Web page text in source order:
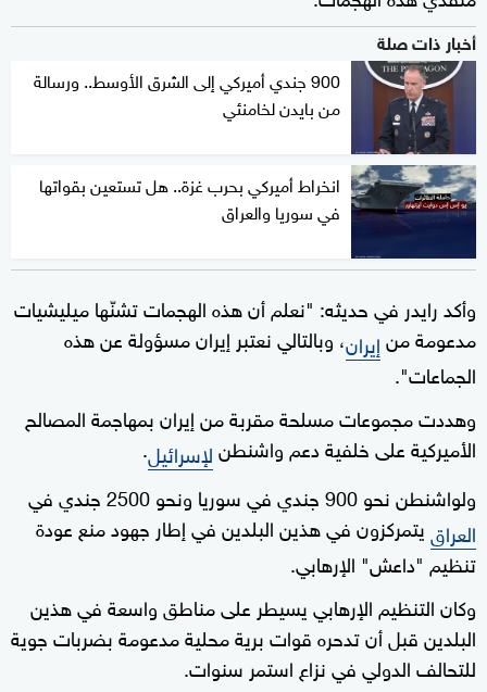
أخبار ذات صلة
900 جندي أميركي إلى الشرق الأوسط.. ورسالة
من بايدن لخامنئي
انخراط أميركي بحرب غزة.. هل تستعين بقواتها
في سوريا والعراق
وأكد رايدر في حديثه: "نعلم أن هذه الهجمات تشنّها ميليشيات
مدعومة منإيران، وبالتالي نعتبر إيران مسؤولة عن هذه
الجماعات".
وهددت مجموعات مسلحة مقربة من إيران بمهاجمة المصالح
الأميركية على خلفية دعم واشنطنلإسرائيل.
ولواشنطن نحو 900 جندي في سوريا ونحو 2500 جندي في
العراقيتمركزون في هذين البلدين في إطار جهود منع عودة
تنظيم "داعش" الإرهابي.
وكان التنظيم الإرهابي يسيطر على مناطق واسعة في هذين
البلدين قبل أن تدحره قوات برية محلية مدعومة بضربات جوية
للتحالف الدولي في نزاع استمر سنوات.